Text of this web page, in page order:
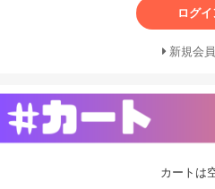
ログイ
新規会
カートは